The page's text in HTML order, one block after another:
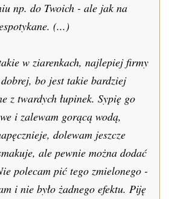
np. do Twoich - ale jak na
(...)
w ziarenkach, najlepiej firmy
bo jest takie bardziej
z twardych łupinek. Sypię go
i zalewam gorącą wodą,
dolewam jeszcze
ale pewnie można dodać
polecam pić tego zmielonego -
i nie było żadnego efektu. Piję